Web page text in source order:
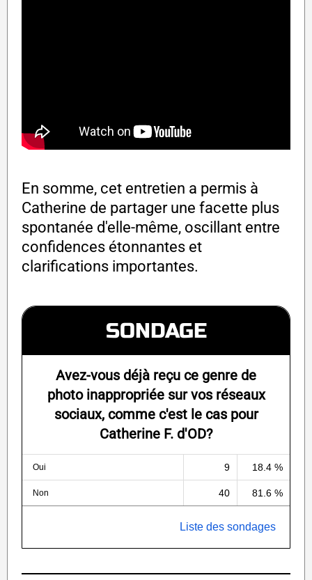
En somme, cet entretien a permis à
Catherine de partager une facette plus
spontanée d'elle-même, oscillant entre
confidences étonnantes et
clarifications importantes.
SONDAGE
Avez-vous déjà reçu ce genre de
photo inappropriée sur vos réseaux
sociaux, comme c'est le cas pour
Catherine F. d'OD?
Oui 9 18.4 %
Non 40 81.6 %
Liste des sondages